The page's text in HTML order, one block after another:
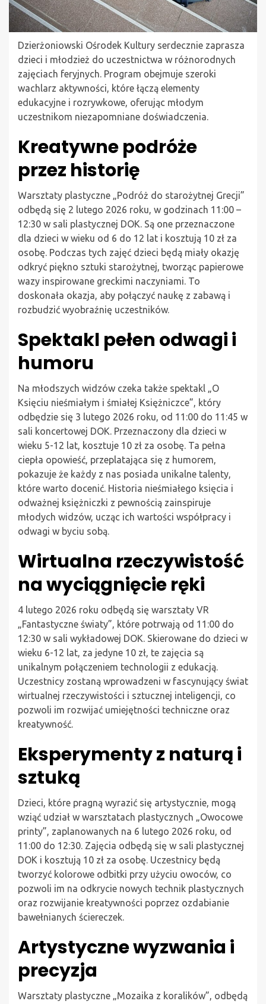
Dzierżoniowski Ośrodek Kultury serdecznie zaprasza
dzieci i młodzież do uczestnictwa w różnorodnych
zajęciach feryjnych. Program obejmuje szeroki
wachlarz aktywności, które łączą elementy
edukacyjne i rozrywkowe, oferując młodym
uczestnikom niezapomniane doświadczenia.
Kreatywne podróże
przez historię
Warsztaty plastyczne „Podróż do starożytnej Grecji”
odbędą się 2 lutego 2026 roku, w godzinach 11:00 –
12:30 w sali plastycznej DOK. Są one przeznaczone
dla dzieci w wieku od 6 do 12 lat i kosztują 10 zł za
osobę. Podczas tych zajęć dzieci będą miały okazję
odkryć piękno sztuki starożytnej, tworząc papierowe
wazy inspirowane greckimi naczyniami. To
doskonała okazja, aby połączyć naukę z zabawą i
rozbudzić wyobraźnię uczestników.
Spektakl pełen odwagi i
humoru
Na młodszych widzów czeka także spektakl „O
Księciu nieśmiałym i śmiałej Księżniczce”, który
odbędzie się 3 lutego 2026 roku, od 11:00 do 11:45 w
sali koncertowej DOK. Przeznaczony dla dzieci w
wieku 5-12 lat, kosztuje 10 zł za osobę. Ta pełna
ciepła opowieść, przeplatająca się z humorem,
pokazuje że każdy z nas posiada unikalne talenty,
które warto docenić. Historia nieśmiałego księcia i
odważnej księżniczki z pewnością zainspiruje
młodych widzów, ucząc ich wartości współpracy i
odwagi w byciu sobą.
Wirtualna rzeczywistość
na wyciągnięcie ręki
4 lutego 2026 roku odbędą się warsztaty VR
„Fantastyczne światy”, które potrwają od 11:00 do
12:30 w sali wykładowej DOK. Skierowane do dzieci w
wieku 6-12 lat, za jedyne 10 zł, te zajęcia są
unikalnym połączeniem technologii z edukacją.
Uczestnicy zostaną wprowadzeni w fascynujący świat
wirtualnej rzeczywistości i sztucznej inteligencji, co
pozwoli im rozwijać umiejętności techniczne oraz
kreatywność.
Eksperymenty z naturą i
sztuką
Dzieci, które pragną wyrazić się artystycznie, mogą
wziąć udział w warsztatach plastycznych „Owocowe
printy”, zaplanowanych na 6 lutego 2026 roku, od
11:00 do 12:30. Zajęcia odbędą się w sali plastycznej
DOK i kosztują 10 zł za osobę. Uczestnicy będą
tworzyć kolorowe odbitki przy użyciu owoców, co
pozwoli im na odkrycie nowych technik plastycznych
oraz rozwijanie kreatywności poprzez ozdabianie
bawełnianych ściereczek.
Artystyczne wyzwania i
precyzja
Warsztaty plastyczne „Mozaika z koralików”, odbędą